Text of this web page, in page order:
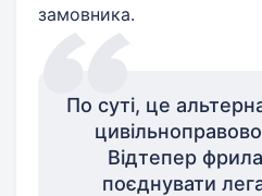
​замовника.
По суті, це
Відтепер
поєднувати